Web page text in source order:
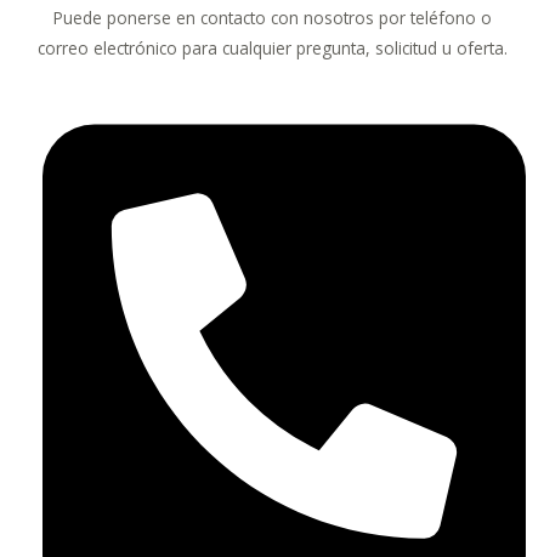
Puede ponerse en contacto con nosotros por teléfono o
correo electrónico para cualquier pregunta, solicitud u oferta.